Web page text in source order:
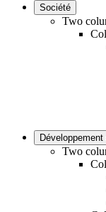
Société
Two
Développement
Two